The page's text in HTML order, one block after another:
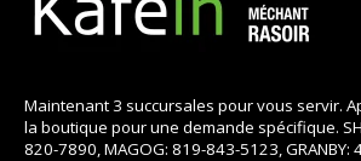
Maintenant 3 succursales pour vous servir.
la boutique pour une demande spécifique.
820-7890, MAGOG: 819-843-5123, GRANBY: